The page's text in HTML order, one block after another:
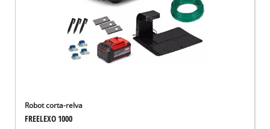
Robot corta-relva
FREELEXO 1000